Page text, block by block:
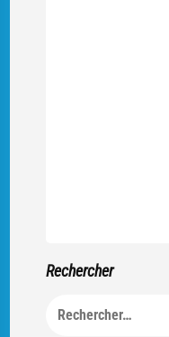
Rechercher
Rechercher :